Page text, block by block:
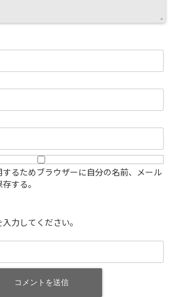
るためブラウザーに自分の名前、メール
する。
力してください。